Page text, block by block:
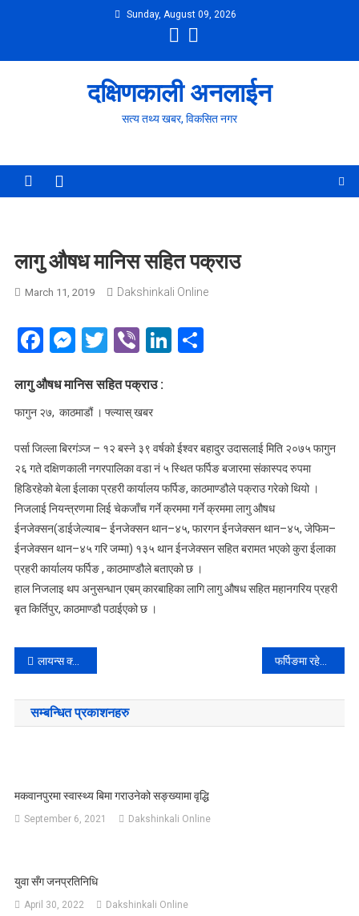
Sunday, August 09, 2026
दक्षिणकाली अनलाईन
सत्य तथ्य खबर, विकसित नगर
लागु औषध मानिस सहित पक्राउ
March 11, 2019 Dakshinkali Online
Facebook
Messenger
Twitter
ViberLinkedIn
Share
लागु औषध मानिस सहित पक्राउ :
फागुन २७, काठमाडौं । फ्ल्यास् खबर
पर्सा जिल्ला बिरगंञ्ज – १२ बस्ने ३९ वर्षको ईश्वर बहादुर उदासलाई मिति २०७५ फागुन
२६ गते दक्षिणकाली नगरपालिका वडा नं ५ स्थित फर्पिङ बजारमा संकास्पद रुपमा
हिडिरहेको बेला ईलाका प्रहरी कार्यालय फर्पिङ, काठमाण्डौले पक्राउ गरेको थियो ।
निजलाई नियन्त्रणमा लिई चेकजाँच गर्ने क्रममा गर्ने क्रममा लागु औषध
ईनजेक्सन(डाईजेल्याब– ईनजेक्सन थान–४५, फारगन ईनजेक्सन थान–४५, जेफिम–
ईनजेक्सन थान–४५ गरि जम्मा) १३५ थान ईनजेक्सन सहित बरामत भएको कुरा ईलाका
प्रहरी कार्यालय फर्पिङ , काठमाण्डौले बताएको छ ।
हाल निजलाइ थप अनुसन्धान एबम् कारबाहिका लागि लागु औषध सहित महानगरिय प्रहरी
बृत किर्तिपुर, काठमाण्डौ पठाईएको छ ।
Post
navigation
लायन्स क्लव अफ काठमाडौं पद्मसम्भव दक्षिणकालीको इन्डक्सन, इनस्टलेसन र चार्टर प्रिजेन्टेसन कार्यक्रम सम्पन्न
सम्बन्धित प्रकाशनहरु
मकवानपुरमा स्वास्थ्य बिमा गराउनेको सङ्ख्यामा वृद्धि
September 6, 2021 Dakshinkali Online
युवा सँग जनप्रतिनिधि
April 30, 2022 Dakshinkali Online